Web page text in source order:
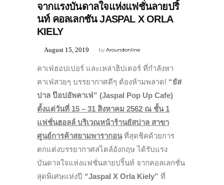
จากแรงบันดาลใจแห่งแฟชั่นลายปริ้
นท์ คอลเลกชัน JASPAL X ORLA
KIELY
byAroundonline
August 15, 2019
คาเฟ่ฮอปเปอร์ และเหล่าฮิปเตอร์ ที่กำลังหา
คาเฟ่สวยๆ บรรยากาศดีๆ ต้องห้ามพลาด! “ยัส
ปาล ป๊อปอัพคาเฟ่” (Jaspal Pop Up Cafe)
ตั้งแต่วันที่ 15 – 31 สิงหาคม 2562 ณ ชั้น 1
แฟชั่นฮอลล์ บริเวณหน้าร้านยัสปาล สาขา
ศูนย์การค้าสยามพารากอนที่สุดชิคด้วยการ
ตกแต่งบรรยากาศสไตล์อังกฤษ ได้รับแรง
บันดาลใจแห่งแฟชั่นลายปริ้นท์ จากคอลเลกชั่น
สุดพิเศษแห่งปี “Jaspal X Orla Kiely” ที่